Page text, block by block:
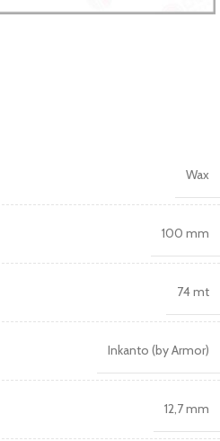
Wax
100 mm
74 mt
Inkanto (by Armor)
12,7 mm